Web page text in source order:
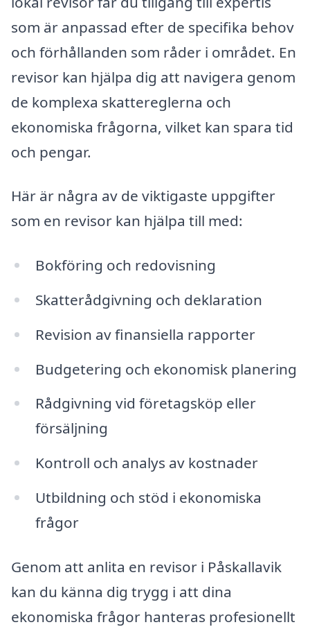
som är anpassad efter de specifika behov
och förhållanden som råder i området. En
revisor kan hjälpa dig att navigera genom
de komplexa skattereglerna och
ekonomiska frågorna, vilket kan spara tid
och pengar.
Här är några av de viktigaste uppgifter
som en revisor kan hjälpa till med:
Bokföring och redovisning
Skatterådgivning och deklaration
Revision av finansiella rapporter
Budgetering och ekonomisk planering
Rådgivning vid företagsköp eller
försäljning
Kontroll och analys av kostnader
Utbildning och stöd i ekonomiska
frågor
Genom att anlita en revisor i Påskallavik
kan du känna dig trygg i att dina
ekonomiska frågor hanteras profesionellt